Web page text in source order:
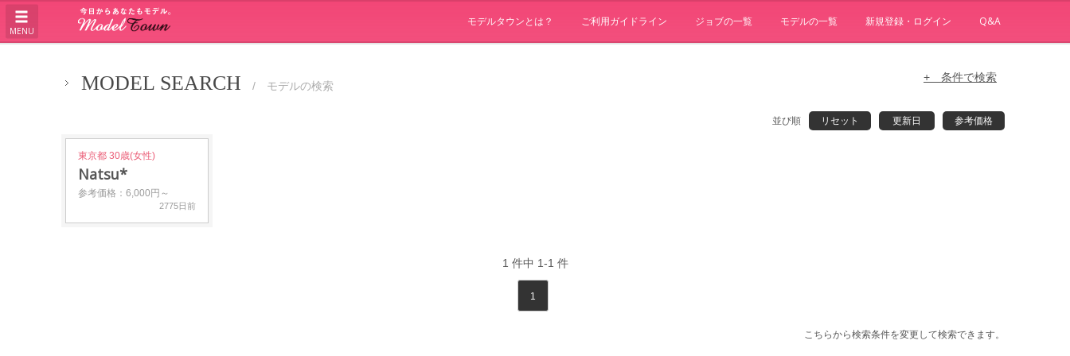
MENU
モデルタウンとは？ ご利用ガイドライン ジョブの一覧 モデルの一覧 新規登録・ログイン Q&A
MODEL SEARCH / モデルの検索
+ 条件で検索
並び順 リセット 更新日 参考価格
東京都 30歳(女性)
Natsu*
参考価格：6,000円～
2775日前
1 件中 1-1 件
1
こちらから検索条件を変更して検索できます。